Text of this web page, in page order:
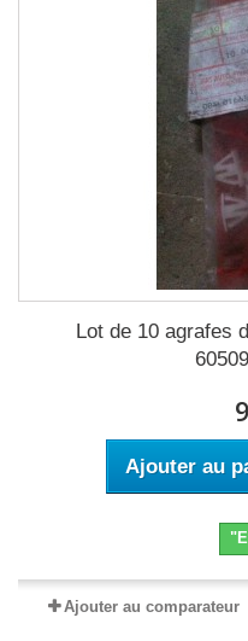
Lot de 10 agrafes
Ajouter au
Ajouter au comparateur